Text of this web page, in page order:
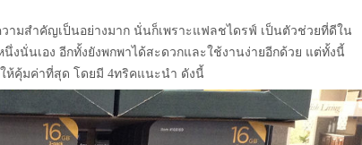
ามสำคัญเป็นอย่างมาก นั่นก็เพราะแฟลชไดรฟ์ เป็นตัวช่วยที่ดีใน
นั่นเอง อีกทั้งยังพกพาได้สะดวกและใช้งานง่ายอีกด้วย แต่ทั้งนี้
ห้คุ้มค่าที่สุด โดยมี 4ทริคแนะนำ ดังนี้